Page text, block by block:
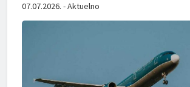
07.07.2026. - Aktuelno